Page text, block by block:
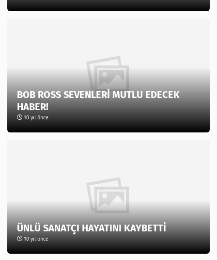
BOB ROSS SEVENLERİ MUTLU EDECEK
HABER!
10 yıl önce
ÜNLÜ SANATÇI HAYATINI KAYBETTİ
10 yıl önce